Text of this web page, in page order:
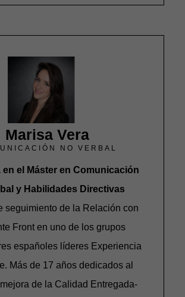
Marisa Vera
NO VERBAL
en el Máster en Comunicación
y Habilidades Directivas
seguimiento de la Relación con
Front en uno de los grupos
españoles líderes Experiencia
Más de 17 años dedicados al
de la Calidad Entregada-